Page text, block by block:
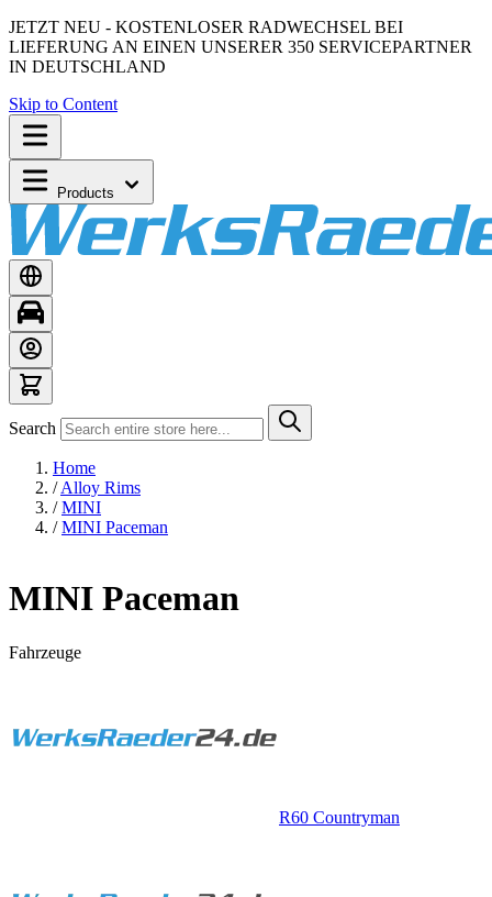
JETZT NEU - KOSTENLOSER RADWECHSEL BEI
LIEFERUNG AN EINEN UNSERER 350 SERVICEPARTNER
IN DEUTSCHLAND
Skip to Content
Products
Search
Home
/ Alloy Rims
/ MINI
/ MINI Paceman
MINI Paceman
Fahrzeuge
R60 Countryman